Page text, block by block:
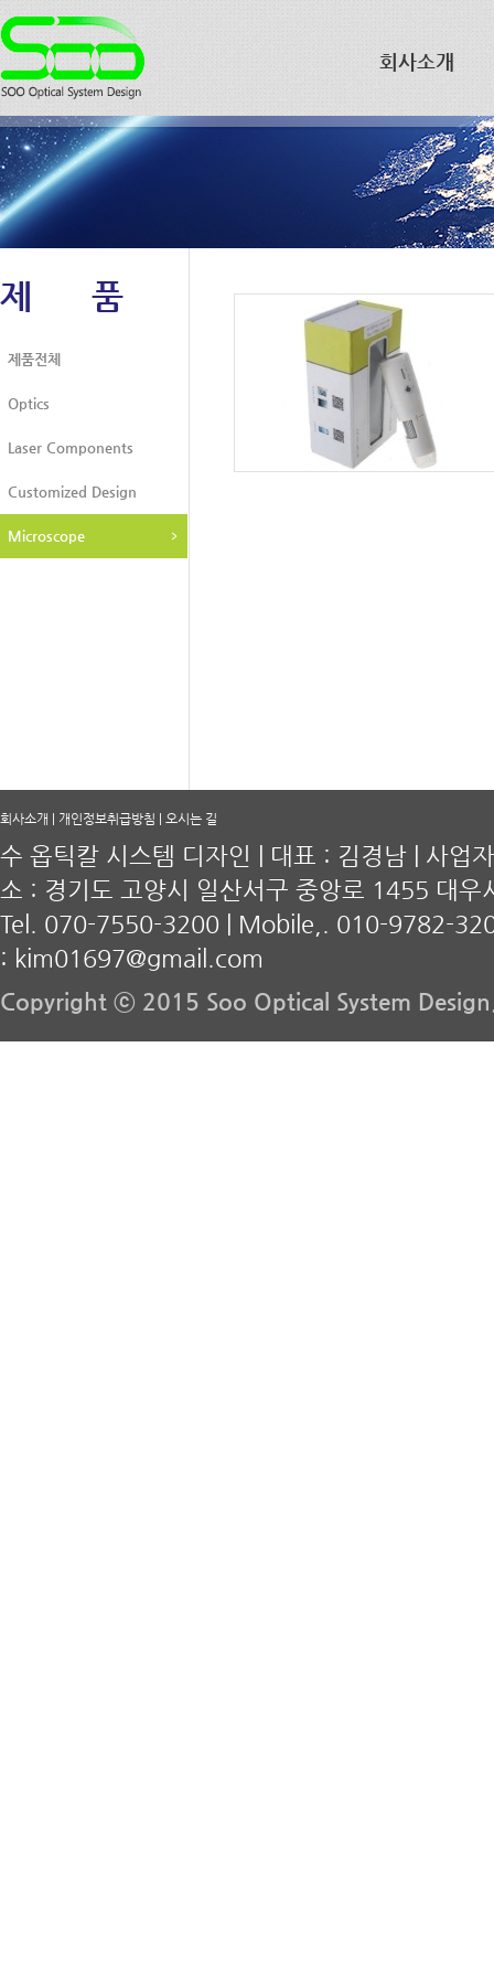
회사소개
제 품
제품전체
Optics
Laser Components
Customized Design
Microscope
회사소개 개인정보취급방침 오시는 길
수 옵틱칼 시스템 디자인 | 대표 : 김경남 | 사
소 : 경기도 고양시 일산서구 중앙로 1455 대우
Tel. 070-7550-3200 | Mobile,. 010-9782-
: kim01697@gmail.com
Copyright ⓒ 2015 Soo Optical System